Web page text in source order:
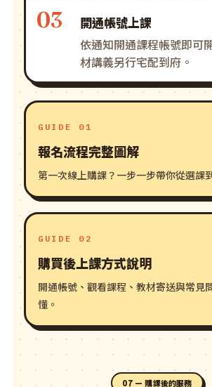
開通帳號上課
依通知開通課程帳號即可
材講義另行宅配到府。
GUIDE 01
報名流程完整圖解
第一次線上購課？一步一步帶你從選課
GUIDE 02
購買後上課方式說明
開通帳號、觀看課程、教材寄送與常見
懂。
07 — 購課後的服務